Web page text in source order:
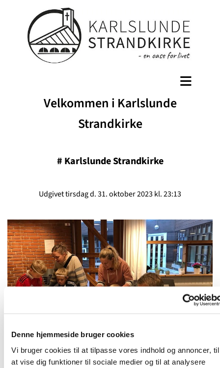
Denne hjemmeside bruger cookies
Vi bruger cookies til at tilpasse vores indhold og annoncer, til
at vise dig funktioner til sociale medier og til at analysere
Velkommen i Karlslunde
Strandkirke
# Karlslunde Strandkirke
Udgivet tirsdag d. 31. oktober 2023 kl. 23:13
Velkommen i Karlslunde Strandkirke